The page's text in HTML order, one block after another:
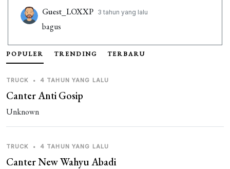
Guest_LOXXP 3 tahun yang lalu
bagus
Guest_VBEAV 3 tahun yang lalu
bagus banget
Bagus Banget
Guest_D1CKY
bagus
POPULER TRENDING TERBARU
TRUCK • 4 TAHUN YANG LALU
Canter Anti Gosip
Unknown
TRUCK • 4 TAHUN YANG LALU
Canter New Wahyu Abadi